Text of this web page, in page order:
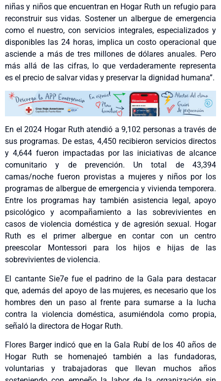
niñas y niños que encuentran en Hogar Ruth un refugio para
reconstruir sus vidas. Sostener un albergue de emergencia
como el nuestro, con servicios integrales, especializados y
disponibles las 24 horas, implica un costo operacional que
asciende a más de tres millones de dólares anuales. Pero
más allá de las cifras, lo que verdaderamente representa
es el precio de salvar vidas y preservar la dignidad humana”.
En el 2024 Hogar Ruth atendió a 9,102 personas a través de
sus programas. De estas, 4,450 recibieron servicios directos
y 4,644 fueron impactadas por las iniciativas de alcance
comunitario y de prevención. Un total de 43,394
camas/noche fueron provistas a mujeres y niños por los
programas de albergue de emergencia y vivienda temporera.
Entre los programas hay también asistencia legal, apoyo
psicológico y acompañamiento a las sobrevivientes en
casos de violencia doméstica y de agresión sexual. Hogar
Ruth es el primer albergue en contar con un centro
preescolar Montessori para los hijos e hijas de las
sobrevivientes de violencia.
El cantante Sie7e fue el padrino de la Gala para destacar
que, además del apoyo de las mujeres, es necesario que los
hombres den un paso al frente para sumarse a la lucha
contra la violencia doméstica, asumiéndola como propia,
señaló la directora de Hogar Ruth.
Flores Barger indicó que en la Gala Rubí de los 40 años de
Hogar Ruth se homenajeó también a las fundadoras,
voluntarias y trabajadoras que llevan muchos años